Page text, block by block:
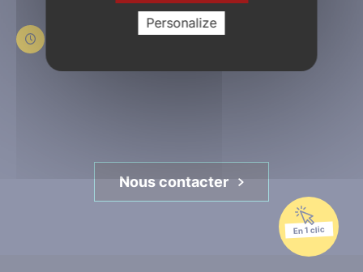
Du lundi au jeudi
de 8h30 à 12h et de 13h30 à 17h30
Nous contacter
En 1 clic
Personalize